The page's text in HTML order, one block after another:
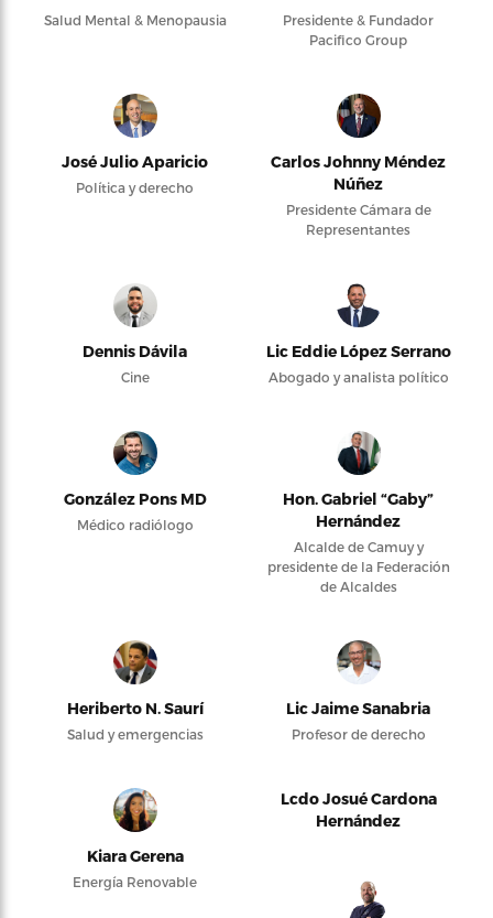
Salud Mental & Menopausia
Presidente & Fundador
Pacifico Group
José Julio Aparicio
Política y derecho
Carlos Johnny Méndez
Núñez
Presidente Cámara de
Representantes
Dennis Dávila
Cine
Lic Eddie López Serrano
Abogado y analista político
González Pons MD
Médico radiólogo
Hon. Gabriel “Gaby”
Hernández
Alcalde de Camuy y
presidente de la Federación
de Alcaldes
Heriberto N. Saurí
Salud y emergencias
Lic Jaime Sanabria
Profesor de derecho
Kiara Gerena
Energía Renovable
Lcdo Josué Cardona
Hernández